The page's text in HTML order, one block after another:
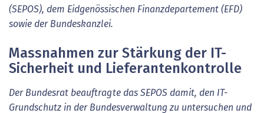
(SEPOS), dem Eidgenössischen Finanzdepartement (EFD)
sowie der Bundeskanzlei.
Massnahmen zur Stärkung der IT-
Sicherheit und Lieferantenkontrolle
Der Bundesrat beauftragte das SEPOS damit, den IT-
Grundschutz in der Bundesverwaltung zu untersuchen und